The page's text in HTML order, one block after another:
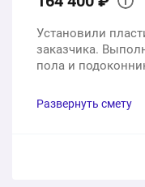
Установили
заказчика.
пола и
Развернуть смету
Пункт сметы / Ед.